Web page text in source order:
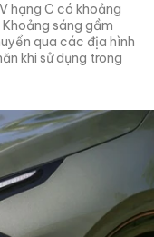
hạng C có khoảng
sáng gầm
qua các địa hình
khi sử dụng trong